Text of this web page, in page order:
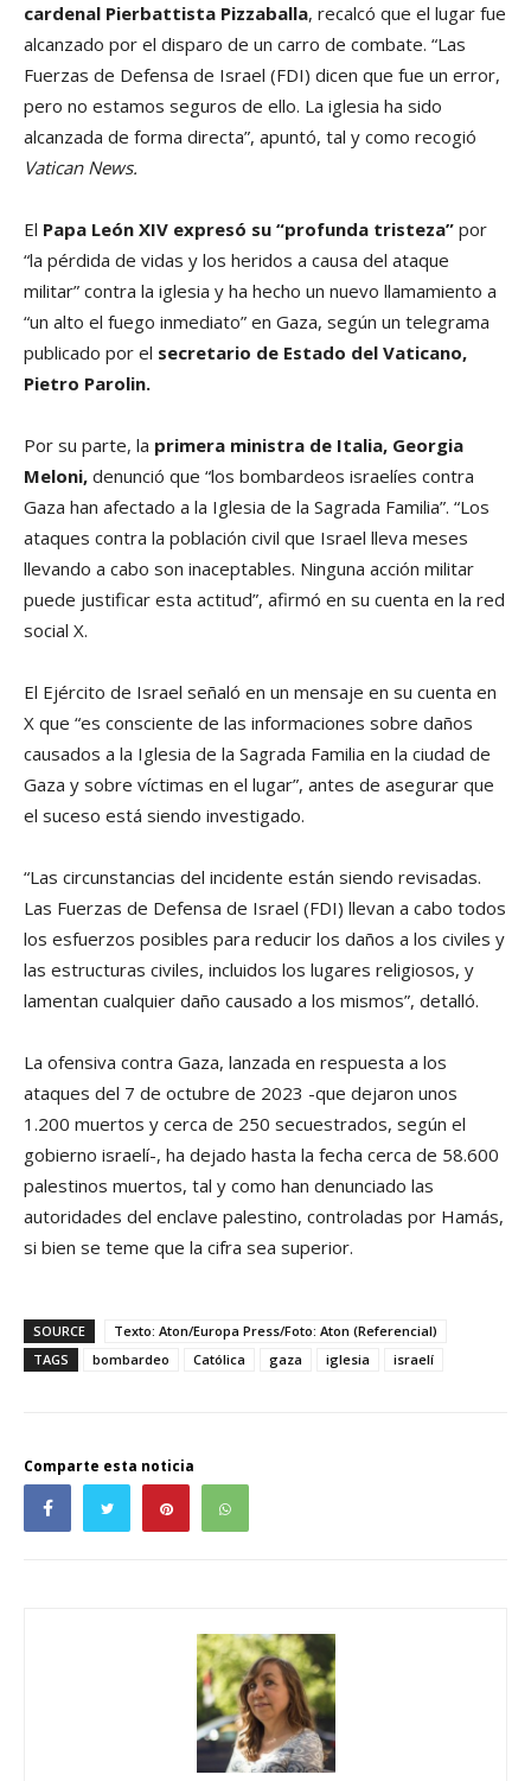
cardenal Pierbattista Pizzaballa, recalcó que el lugar fue
alcanzado por el disparo de un carro de combate. “Las
Fuerzas de Defensa de Israel (FDI) dicen que fue un error,
pero no estamos seguros de ello. La iglesia ha sido
alcanzada de forma directa”, apuntó, tal y como recogió
Vatican News.
El Papa León XIV expresó su “profunda tristeza” por
“la pérdida de vidas y los heridos a causa del ataque
militar” contra la iglesia y ha hecho un nuevo llamamiento a
“un alto el fuego inmediato” en Gaza, según un telegrama
publicado por el secretario de Estado del Vaticano,
Pietro Parolin.
Por su parte, la primera ministra de Italia, Georgia
Meloni, denunció que “los bombardeos israelíes contra
Gaza han afectado a la Iglesia de la Sagrada Familia”. “Los
ataques contra la población civil que Israel lleva meses
llevando a cabo son inaceptables. Ninguna acción militar
puede justificar esta actitud”, afirmó en su cuenta en la red
social X.
El Ejército de Israel señaló en un mensaje en su cuenta en
X que “es consciente de las informaciones sobre daños
causados a la Iglesia de la Sagrada Familia en la ciudad de
Gaza y sobre víctimas en el lugar”, antes de asegurar que
el suceso está siendo investigado.
“Las circunstancias del incidente están siendo revisadas.
Las Fuerzas de Defensa de Israel (FDI) llevan a cabo todos
los esfuerzos posibles para reducir los daños a los civiles y
las estructuras civiles, incluidos los lugares religiosos, y
lamentan cualquier daño causado a los mismos”, detalló.
La ofensiva contra Gaza, lanzada en respuesta a los
ataques del 7 de octubre de 2023 -que dejaron unos
1.200 muertos y cerca de 250 secuestrados, según el
gobierno israelí-, ha dejado hasta la fecha cerca de 58.600
palestinos muertos, tal y como han denunciado las
autoridades del enclave palestino, controladas por Hamás,
si bien se teme que la cifra sea superior.
SOURCE
Texto: Aton/Europa Press/Foto: Aton (Referencial)
TAGS
bombardeo Católica gaza iglesia israelí
Comparte esta noticia